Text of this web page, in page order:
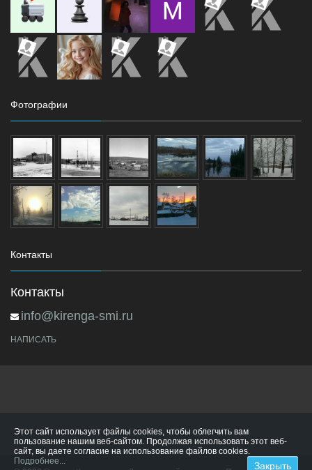
Фотографии
Контакты
Контакты
info@kirenga-smi.ru
НАПИСАТЬ
Этот сайт использует файлы cookies, чтобы облегчить вам
пользование нашим веб-сайтом. Продолжая использовать этот веб-
сайт, вы даете согласие на использование файлов cookies.
Подробнее...